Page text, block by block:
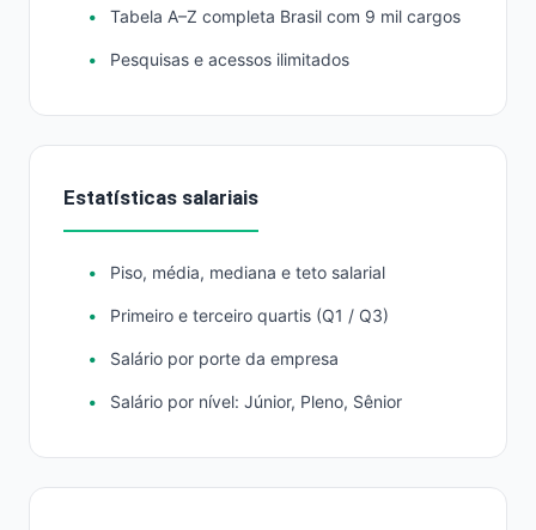
Tabela A–Z completa Brasil com 9 mil cargos
Pesquisas e acessos ilimitados
Estatísticas salariais
Piso, média, mediana e teto salarial
Primeiro e terceiro quartis (Q1 / Q3)
Salário por porte da empresa
Salário por nível: Júnior, Pleno, Sênior